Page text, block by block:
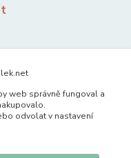
web správně fungoval a
odvolat v nastavení